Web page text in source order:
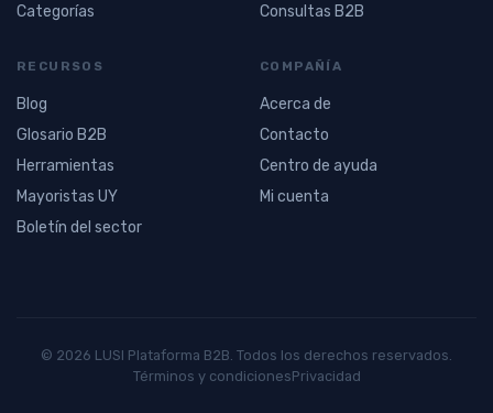
Categorías
Consultas B2B
RECURSOS
Blog
Glosario B2B
Herramientas
Mayoristas UY
Boletín del sector
COMPAÑÍA
Acerca de
Contacto
Centro de ayuda
Mi cuenta
© 2026 LUSI Plataforma B2B. Todos los derechos reservados.
Términos y condicionesPrivacidad